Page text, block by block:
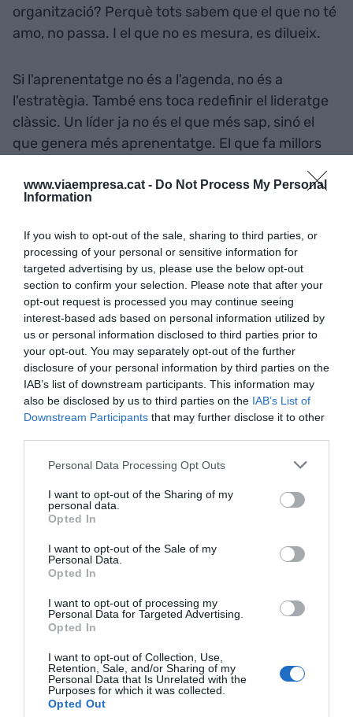
www.viaempresa.cat - Do Not Process My Personal
Information
If you wish to opt-out of the sale, sharing to third parties, or
processing of your personal or sensitive information for
targeted advertising by us, please use the below opt-out
section to confirm your selection. Please note that after your
opt-out request is processed you may continue seeing
interest-based ads based on personal information utilized by
us or personal information disclosed to third parties prior to
your opt-out. You may separately opt-out of the further
disclosure of your personal information by third parties on the
IAB’s list of downstream participants. This information may
also be disclosed by us to third parties on the IAB’s List of
Downstream Participants that may further disclose it to other
Personal Data Processing Opt Outs
I want to opt-out of the Sharing of my
personal data.
Opted In
I want to opt-out of the Sale of my
Personal Data.
Opted In
I want to opt-out of processing my
Personal Data for Targeted Advertising.
Opted In
I want to opt-out of Collection, Use,
Retention, Sale, and/or Sharing of my
Personal Data that Is Unrelated with the
Purposes for which it was collected.
Opted Out
organització? Perquè tots sabem que el que no té
amo, no passa. I el que no es mesura, es dilueix.
Si l'aprenentatge no és a l'agenda, no és a
l'estratègia. També ens toca redefinir el lideratge
clàssic. Un líder ja no és el que més sap, sinó el
que genera més aprenentatge. El que fa millors
noves converses. Si l'error es penalitza,
l'aprenentatge s'oculta. Si l'error s'analitza,
l'aprenentatge s'accelera. Sembla obvi, però
poques organitzacions ho practiquen de veritat.
Feynman fugia de la complexitat innecessària. A
l'empresa, en canvi, hem convertit la complexitat
en símbol de sofisticació. Estratègies que ningú
pot explicar, decisions que pocs entenen del tot.
Però la realitat és més simple: si no pots explicar
la teva estratègia amb claredat, probablement no
l'entens prou.
I el que no s'entén bé, s'executa malament. I aquí
apareix una altra paradoxa interessant: com més
èxit ha tingut una organització, més difícil li
mentalitat fixa. Ens convenç que sabem. Que hem
trobat la fórmula. Que el passat és un bon
predictor del futur. I en el context actual, això és
perillosament fals.
"Com més èxit ha tingut una
organització, més difícil li